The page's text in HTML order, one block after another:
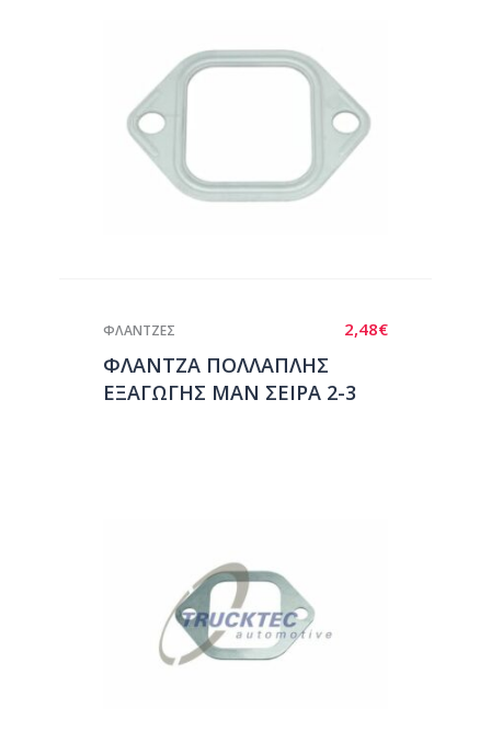
2,48€
ΦΛΑΝΤΖΕΣ
ΦΛΑΝΤΖΑ ΠΟΛΛΑΠΛΗΣ
ΕΞΑΓΩΓΗΣ ΜΑΝ ΣΕΙΡΑ 2-3